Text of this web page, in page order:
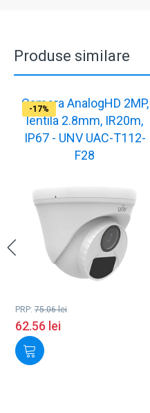
Produse similare
-17%
Camera AnalogHD 2MP,
lentila 2.8mm, IR20m,
IP67 - UNV UAC-T112-
F28
PRP: 75.06lei
62.56 lei
-17%
-17%
-17%
-17%
-17%
-17%
-17%
-17%
-17%